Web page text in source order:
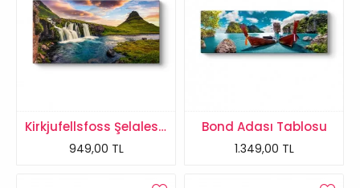
Kirkjufellsfoss Şelalesi Tablosu
949,00 TL
Bond Adası Tablosu
1.349,00 TL